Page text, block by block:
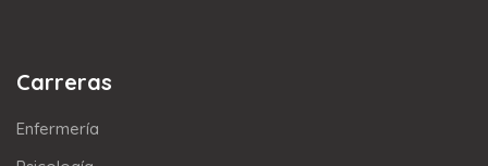
Carreras
Enfermería